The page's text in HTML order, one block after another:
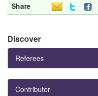
Share
Discover
Referees
Contributor